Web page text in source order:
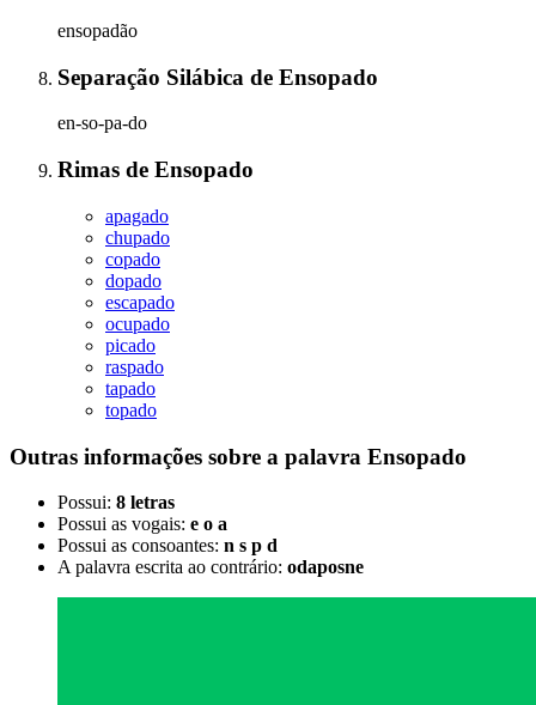
ensopadão
Separação Silábica de Ensopado
en-so-pa-do
Rimas de Ensopado
apagado
chupado
copado
dopado
escapado
ocupado
picado
raspado
tapado
topado
Outras informações sobre a palavra Ensopado
Possui: 8 letras
Possui as vogais: e o a
Possui as consoantes: n s p d
A palavra escrita ao contrário: odaposne